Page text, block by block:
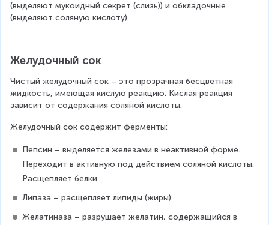
(выделяют мукоидный секрет (слизь)) и обкладочные
(выделяют соляную кислоту).
Желудочный сок
Чистый желудочный сок – это прозрачная бесцветная
жидкость, имеющая кислую реакцию. Кислая реакция
зависит от содержания соляной кислоты.
Желудочный сок содержит ферменты:
Пепсин – выделяется железами в неактивной форме.
Переходит в активную под действием соляной кислоты.
Расщепляет белки.
Липаза – расщепляет липиды (жиры).
Желатиназа – разрушает желатин, содержащийся в